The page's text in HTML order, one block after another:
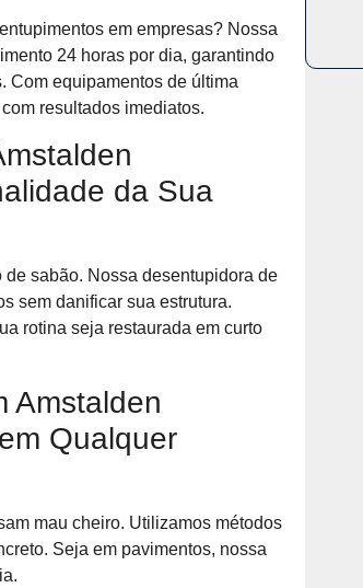
em empresas? Nossa
24 horas por dia, garantindo
Com equipamentos de última
resultados imediatos.
da Sua
sabão. Nossa desentupidora de
sem danificar sua estrutura.
rotina seja restaurada em curto
Amstalden
Qualquer
mau cheiro. Utilizamos métodos
Seja em pavimentos, nossa